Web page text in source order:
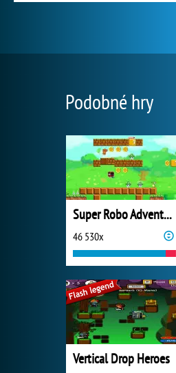
Podobné hry
Super Robo Adventure
46 530x
Vertical Drop Heroes